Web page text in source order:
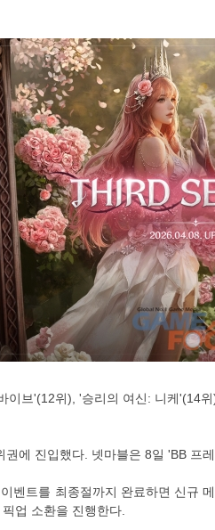
브'(12위), '승리의 여신: 니케
에 진입했다. 넷마블은 8일 'BB
벤트를 최종절까지 완료하면 신
업 소환을 진행한다.